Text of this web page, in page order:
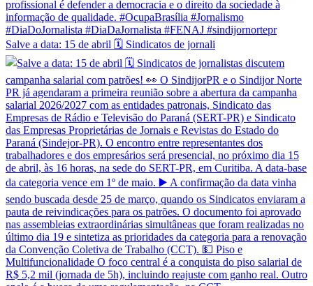
Salve a data: 15 de abril 🗓️ Sindicatos de jornali